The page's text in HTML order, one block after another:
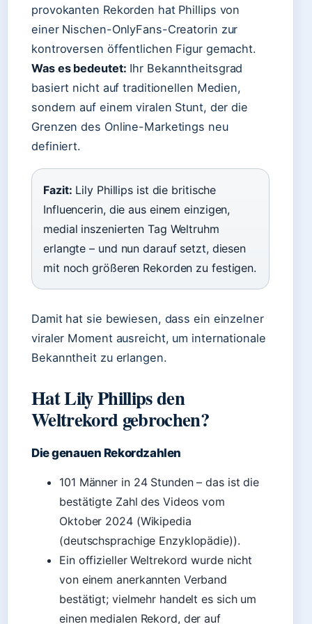
provokanten Rekorden hat Phillips von
einer Nischen-OnlyFans-Creatorin zur
kontroversen öffentlichen Figur gemacht.
Was es bedeutet: Ihr Bekanntheitsgrad
basiert nicht auf traditionellen Medien,
sondern auf einem viralen Stunt, der die
Grenzen des Online-Marketings neu
definiert.
Fazit: Lily Phillips ist die britische
Influencerin, die aus einem einzigen,
medial inszenierten Tag Weltruhm
erlangte – und nun darauf setzt, diesen
mit noch größeren Rekorden zu festigen.
Damit hat sie bewiesen, dass ein einzelner
viraler Moment ausreicht, um internationale
Bekanntheit zu erlangen.
Hat Lily Phillips den
Weltrekord gebrochen?
Die genauen Rekordzahlen
101 Männer in 24 Stunden – das ist die
bestätigte Zahl des Videos vom
Oktober 2024 (Wikipedia
(deutschsprachige Enzyklopädie)).
Ein offizieller Weltrekord wurde nicht
von einem anerkannten Verband
bestätigt; vielmehr handelt es sich um
einen medialen Rekord, der auf